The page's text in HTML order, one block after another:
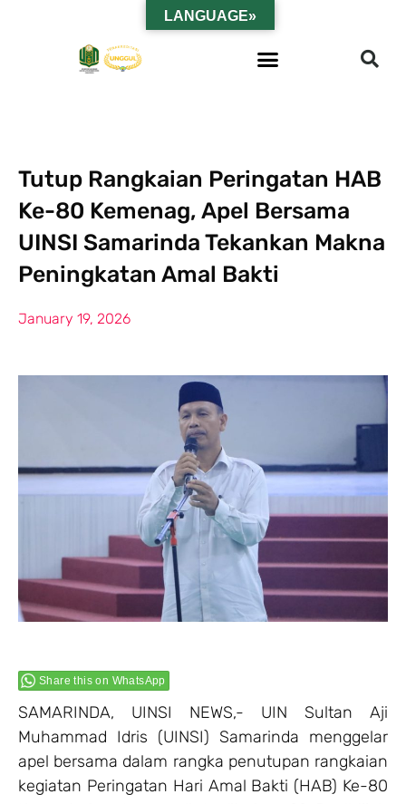
Tutup Rangkaian Peringatan HAB
Ke-80 Kemenag, Apel Bersama
UINSI Samarinda Tekankan Makna
Peningkatan Amal Bakti
January 19, 2026
Share this on WhatsApp
SAMARINDA, UINSI NEWS,- UIN Sultan Aji
Muhammad Idris (UINSI) Samarinda menggelar
apel bersama dalam rangka penutupan rangkaian
kegiatan Peringatan Hari Amal Bakti (HAB) Ke-80
LANGUAGE»